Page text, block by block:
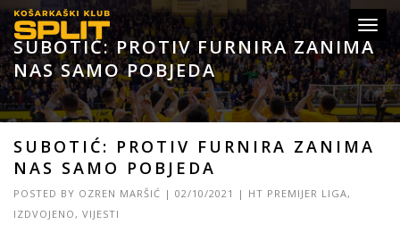
SUBOTIĆ: PROTIV FURNIRA ZANIMA
NAS SAMO POBJEDA
SUBOTIĆ: PROTIV FURNIRA ZANIMA
NAS SAMO POBJEDA
POSTED BY OZREN MARŠIĆ | 02/10/2021 | HT PREMIJER LIGA,
IZDVOJENO, VIJESTI